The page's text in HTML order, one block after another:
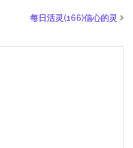
每日活灵(166)信心的灵